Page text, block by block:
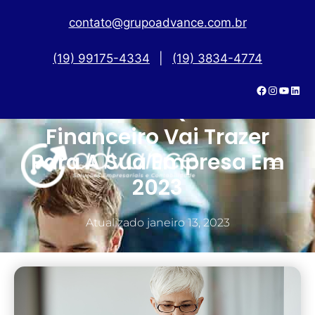
contato@grupoadvance.com.br
(19) 99175-4334 (19) 3834-4774
5 Benefícios Que O BPO
Financeiro Vai Trazer
Para A Sua Empresa Em
2023
Atualizado janeiro 13, 2023